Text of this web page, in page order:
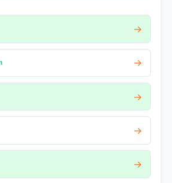
→
→
→
→
→